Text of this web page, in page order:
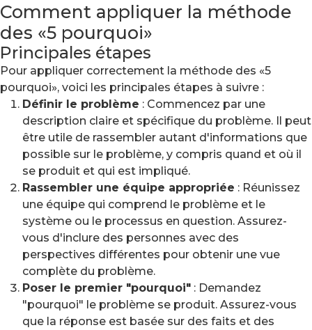
Comment appliquer la méthode
des «5 pourquoi»
Principales étapes
Pour appliquer correctement la méthode des «5
pourquoi», voici les principales étapes à suivre :
Définir le problème : Commencez par une
description claire et spécifique du problème. Il peut
être utile de rassembler autant d'informations que
possible sur le problème, y compris quand et où il
se produit et qui est impliqué.
Rassembler une équipe appropriée : Réunissez
une équipe qui comprend le problème et le
système ou le processus en question. Assurez-
vous d'inclure des personnes avec des
perspectives différentes pour obtenir une vue
complète du problème.
Poser le premier "pourquoi" : Demandez
"pourquoi" le problème se produit. Assurez-vous
que la réponse est basée sur des faits et des